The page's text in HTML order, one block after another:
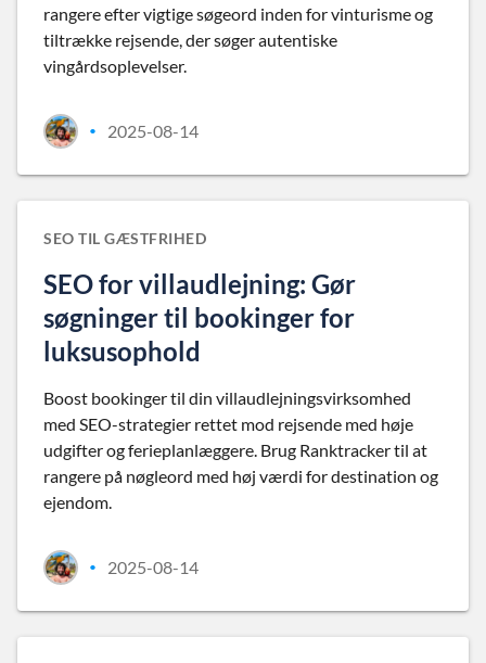
rangere efter vigtige søgeord inden for vinturisme og
tiltrække rejsende, der søger autentiske
vingårdsoplevelser.
• 2025-08-14
SEO TIL GÆSTFRIHED
SEO for villaudlejning: Gør
søgninger til bookinger for
luksusophold
Boost bookinger til din villaudlejningsvirksomhed
med SEO-strategier rettet mod rejsende med høje
udgifter og ferieplanlæggere. Brug Ranktracker til at
rangere på nøgleord med høj værdi for destination og
ejendom.
• 2025-08-14